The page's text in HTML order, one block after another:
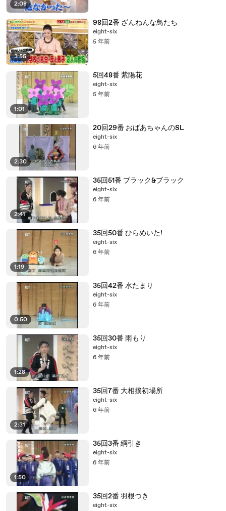
2:08
3:55
98回2番 ざんねんな鳥たち
eight-six
5 年前
1:01
5回48番 紫陽花
eight-six
5 年前
2:30
20回29番 おばあちゃんのSL
eight-six
6 年前
2:41
35回51番 ブラック&ブラック
eight-six
6 年前
1:19
35回50番 ひらめいた!
eight-six
6 年前
0:50
35回42番 水たまり
eight-six
6 年前
1:28
35回30番 雨もり
eight-six
6 年前
2:31
35回7番 大相撲初場所
eight-six
6 年前
1:50
35回3番 綱引き
eight-six
6 年前
35回2番 羽根つき
eight-six